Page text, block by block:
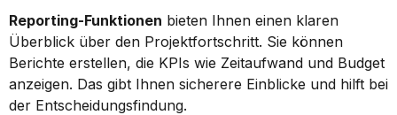
Reporting-Funktionen bieten Ihnen einen klaren
Überblick über den Projektfortschritt. Sie können
Berichte erstellen, die KPIs wie Zeitaufwand und Budget
anzeigen. Das gibt Ihnen sicherere Einblicke und hilft bei
der Entscheidungsfindung.